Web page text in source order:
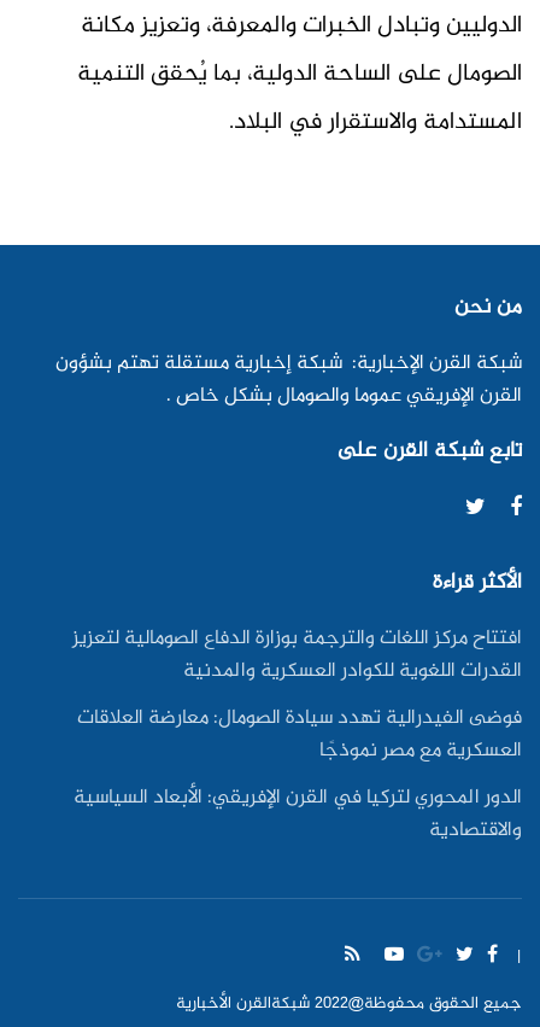
الدوليين وتبادل الخبرات والمعرفة، وتعزيز مكانة
الصومال على الساحة الدولية، بما يُحقق التنمية
المستدامة والاستقرار في البلاد.
من نحن
شبكة القرن الإخبارية: شبكة إخبارية مستقلة تهتم بشؤون
القرن الإفريقي عموما والصومال بشكل خاص .
تابع شبكة القرن على
الأكثر قراءة
افتتاح مركز اللغات والترجمة بوزارة الدفاع الصومالية لتعزيز
القدرات اللغوية للكوادر العسكرية والمدنية
فوضى الفيدرالية تهدد سيادة الصومال: معارضة العلاقات
العسكرية مع مصر نموذجًا
الدور المحوري لتركيا في القرن الإفريقي: الأبعاد السياسية
والاقتصادية
|
جميع الحقوق محفوظة@2022 شبكةالقرن الأخبارية